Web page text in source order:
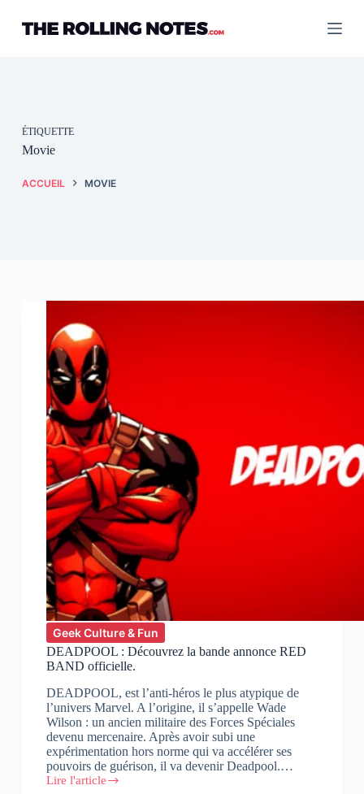
contenu
ÉTIQUETTE
Movie
ACCUEIL MOVIE
Geek Culture & Fun
DEADPOOL : Découvrez la bande annonce RED
BAND officielle.
DEADPOOL, est l’anti-héros le plus atypique de
l’univers Marvel. A l’origine, il s’appelle Wade
Wilson : un ancien militaire des Forces Spéciales
devenu mercenaire. Après avoir subi une
expérimentation hors norme qui va accélérer ses
pouvoirs de guérison, il va devenir Deadpool.…
Lire l'article
DEADPOOL